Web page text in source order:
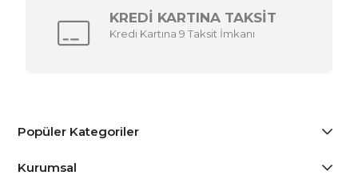
KREDİ KARTINA TAKSİT
Kredi Kartına 9 Taksit İmkanı
Popüler Kategoriler
Kurumsal